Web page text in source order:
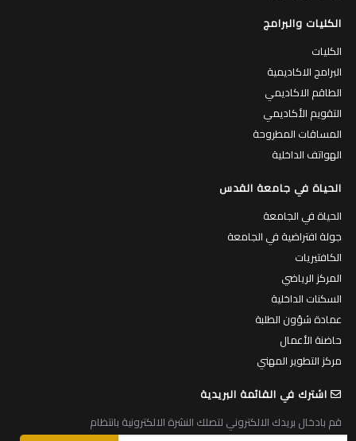
الكليات والبرامج
الكليات
البرامج الاكاديمية
الطاقم الاكاديمي
التقويم الأكاديمي
المساقات المطروحة
الهواتف الداخلية
الحياة في جامعة القدس
الحياة في الجامعة
جولة افتراضية في الجامعة
الكافتيريات
المركز الرياضي
السكنات الداخلية
عمادة شؤون الطلبة
حاضنة الأعمال
مركز التطوير المهني
اشترك في القائمة البريدية
قم بادخال بريدك الالكتروني لتصلك النشرة الالكترونية بانتظام